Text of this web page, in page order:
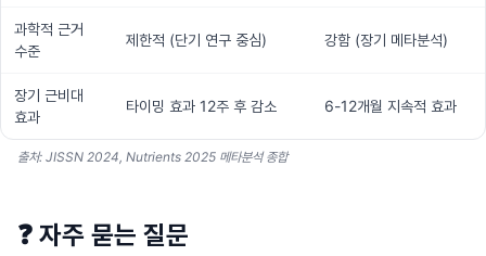
과학적 근거
수준
제한적 (단기 연구 중심) 강함 (장기 메타분석)
장기 근비대
효과
타이밍 효과 12주 후 감소 6-12개월 지속적 효과
출처: JISSN 2024, Nutrients 2025 메타분석 종합
❓ 자주 묻는 질문